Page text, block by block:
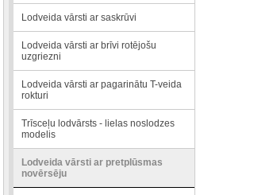
Lodveida vārsti ar saskrūvi
Lodveida vārsti ar brīvi rotējošu
uzgriezni
Lodveida vārsti ar pagarinātu T-veida
rokturi
Trīsceļu lodvārsts - lielas noslodzes
modelis
Lodveida vārsti ar pretplūsmas
novērsēju